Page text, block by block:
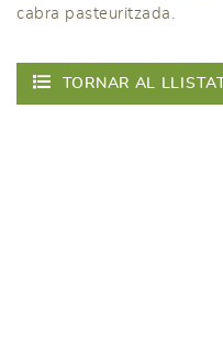
cabra pasteuritzada.
TORNAR AL LLISTAT